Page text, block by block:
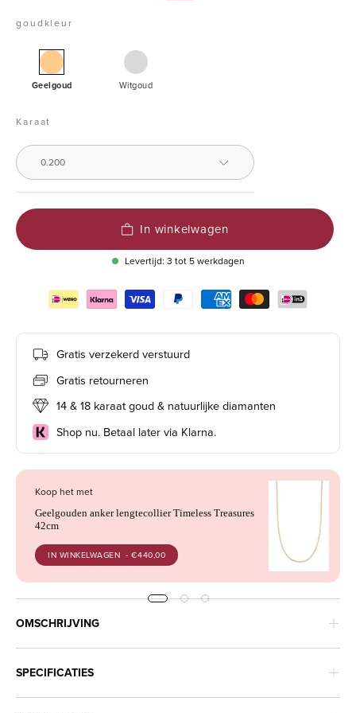
goudkleur
Geelgouden
hanger,
Hearts
&
Arrows
Geelgoud
Witgouden
Witgoud
Karaat
0.200
In winkelwagen
Levertijd: 3 tot 5 werkdagen
Gratis verzekerd verstuurd
Gratis retourneren
14 & 18 karaat goud & natuurlijke diamanten
Shop nu. Betaal later via Klarna.
Koop het met
Geelgouden anker lengtecollier Timeless Treasures
42cm
IN WINKELWAGEN - €440,00
OMSCHRIJVING
SPECIFICATIES